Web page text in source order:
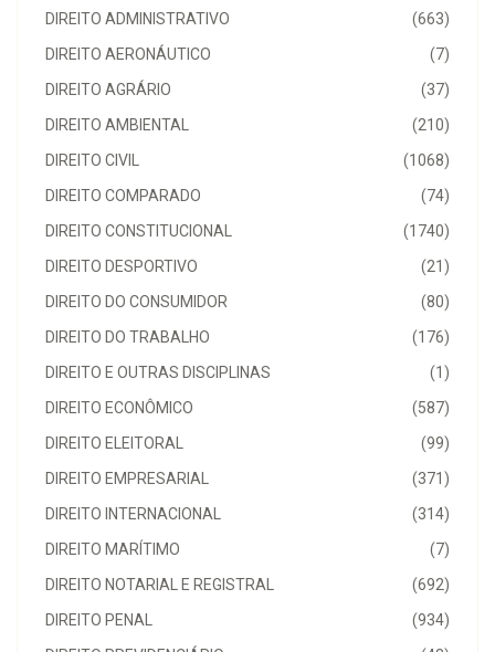
(663)
DIREITO ADMINISTRATIVO
(7)
DIREITO AERONÁUTICO
(37)
DIREITO AGRÁRIO
(210)
DIREITO AMBIENTAL
(1068)
DIREITO CIVIL
(74)
DIREITO COMPARADO
(1740)
DIREITO CONSTITUCIONAL
(21)
DIREITO DESPORTIVO
(80)
DIREITO DO CONSUMIDOR
(176)
DIREITO DO TRABALHO
(1)
DIREITO E OUTRAS DISCIPLINAS
(587)
DIREITO ECONÔMICO
(99)
DIREITO ELEITORAL
(371)
DIREITO EMPRESARIAL
(314)
DIREITO INTERNACIONAL
(7)
DIREITO MARÍTIMO
(692)
DIREITO NOTARIAL E REGISTRAL
(934)
DIREITO PENAL